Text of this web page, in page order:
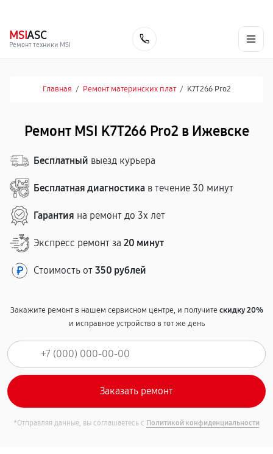
MSIASC
Ремонт техники MSI
Главная / Ремонт материнских плат / K7T266 Pro2
Ремонт MSI K7T266 Pro2 в Ижевске
Бесплатный выезд курьера
Бесплатная диагностика в течение 30 минут
Гарантия на ремонт до 3х лет
Экспресс ремонт за 20 минут
Стоимость от 350 рублей
Закажите ремонт в нашем сервисном центре, и получитескидку 20%
и исправное устройство в тот же день
*Отправляя данные, вы соглашаетесь с Политикой конфиденциальности